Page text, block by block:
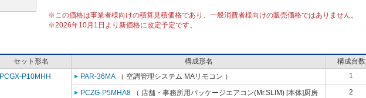
※この価格は事業者様向けの積算見積価格であり、一般消費者様向けの販売価格ではありません。
※2026年10月1日より新価格に改定予定です。
セット形名 構成形名
構成台数
PCGX-P10MHH
PAR-36MA （ 空調管理システム MAリモコン ） 1
PCZG-P5MHA8 （ 店舗・事務所用パッケージエアコン(Mr.SLIM) [本体]厨房
2